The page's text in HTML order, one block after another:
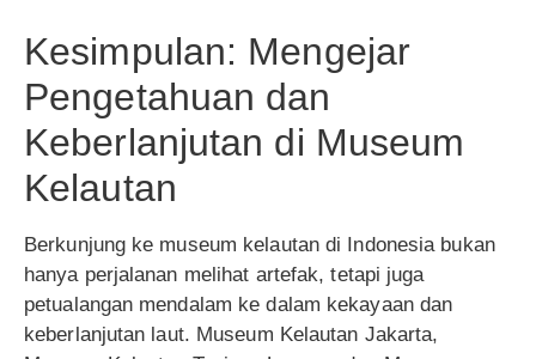
Kesimpulan: Mengejar
Pengetahuan dan
Keberlanjutan di Museum
Kelautan
Berkunjung ke museum kelautan di Indonesia bukan
hanya perjalanan melihat artefak, tetapi juga
petualangan mendalam ke dalam kekayaan dan
keberlanjutan laut. Museum Kelautan Jakarta,